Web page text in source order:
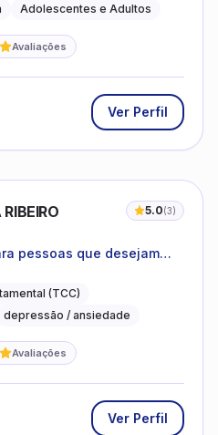
Adolescentes e Adultos
Avaliações
Ver Perfil
5.0(3)
pessoas que desejam
dia a dia(TCC)
depressão / ansiedade
Avaliações
Ver Perfil